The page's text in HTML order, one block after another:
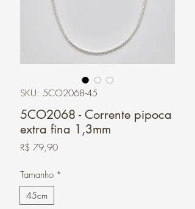
SKU: 5CO2068-45
5CO2068 - Corrente pipoca
extra fina 1,3mm
R$ 79,90Preço
Tamanho *
45cm